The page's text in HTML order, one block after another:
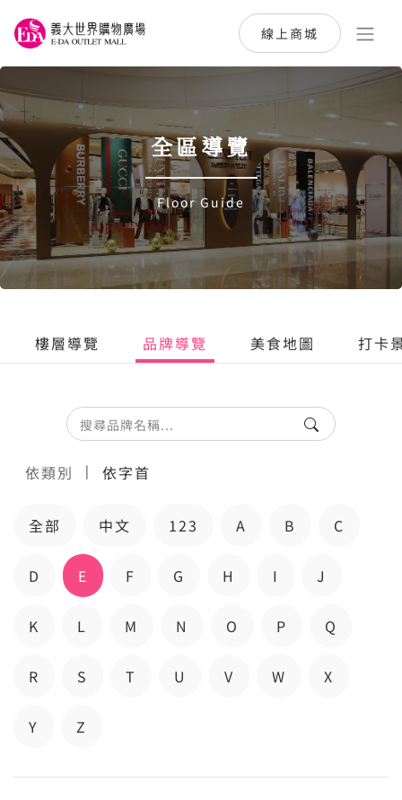
線上商城
全區導覽
Floor Guide
樓層導覽 品牌導覽 美食地圖 打卡
依類別 | 依字首
全部 中文 123 A B C
D E F G H I J
K L M N O P Q
R S T U V W X
Y Z